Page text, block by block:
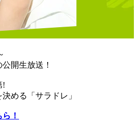
開生放送！
!
める「サラドレ」
！